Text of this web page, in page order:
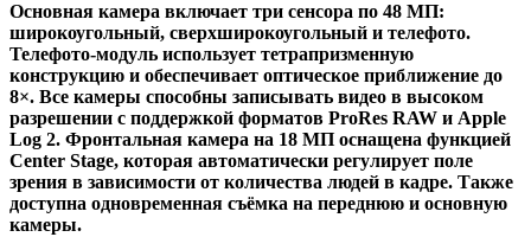
Основная камера включает три сенсора по 48 МП:
широкоугольный, сверхширокоугольный и телефото.
Телефото-модуль использует тетрапризменную
конструкцию и обеспечивает оптическое приближение до
8×. Все камеры способны записывать видео в высоком
разрешении с поддержкой форматов ProRes RAW и Apple
Log 2. Фронтальная камера на 18 МП оснащена функцией
Center Stage, которая автоматически регулирует поле
зрения в зависимости от количества людей в кадре. Также
доступна одновременная съёмка на переднюю и основную
камеры.